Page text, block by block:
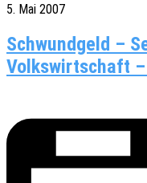
5. Mai 2007
Schwundgeld –
Volkswirtschaft –